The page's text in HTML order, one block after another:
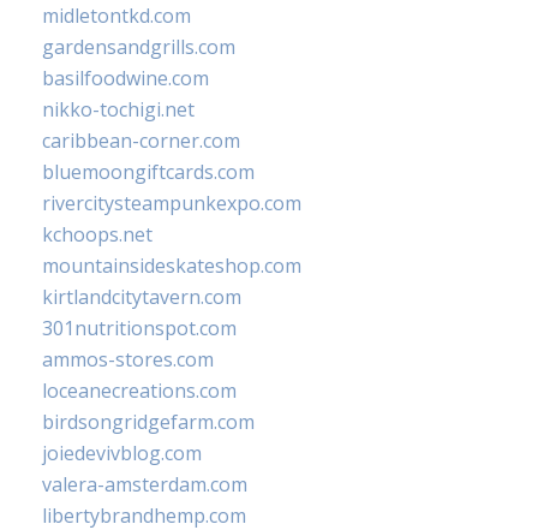
midletontkd.com
gardensandgrills.com
basilfoodwine.com
nikko-tochigi.net
caribbean-corner.com
bluemoongiftcards.com
rivercitysteampunkexpo.com
kchoops.net
mountainsideskateshop.com
kirtlandcitytavern.com
301nutritionspot.com
ammos-stores.com
loceanecreations.com
birdsongridgefarm.com
joiedevivblog.com
valera-amsterdam.com
libertybrandhemp.com